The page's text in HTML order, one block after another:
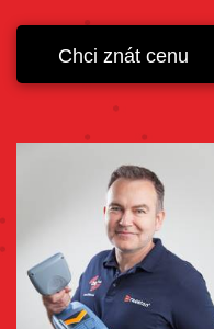
Chci znát cenu